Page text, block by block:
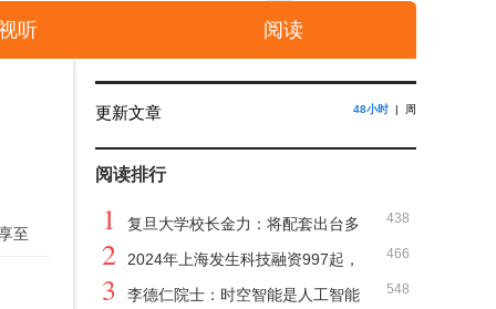
听 阅读
至
更新文章 48小时 | 周
阅读排行
438
1
复旦大学校长金力：将配套出台多
项政策推动科技成果转化
466
2
2024年上海发生科技融资997起，
位于全国第一
548
3
李德仁院士：时空智能是人工智能